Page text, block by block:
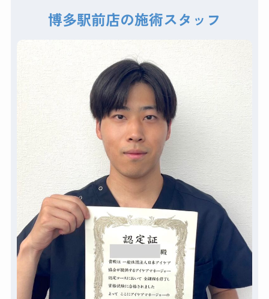
博多駅前店の施術スタッフ